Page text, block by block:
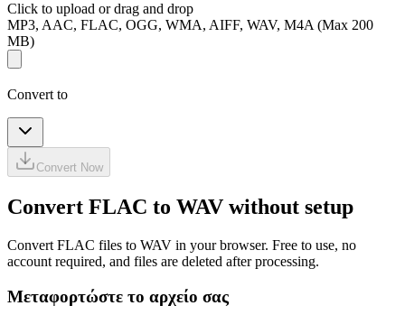
Click to upload or drag and drop
MP3, AAC, FLAC, OGG, WMA, AIFF, WAV, M4A (Max 200
MB)
Convert to
Convert Now
Convert FLAC to WAV without setup
Convert FLAC files to WAV in your browser. Free to use, no
account required, and files are deleted after processing.
Μεταφορτώστε το αρχείο σας